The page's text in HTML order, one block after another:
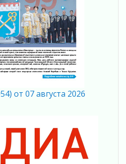
только письменное
и кошелька
от 07 августа 2026